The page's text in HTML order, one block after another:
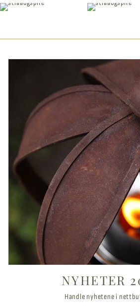
NYHETER
Handle nyhetene i